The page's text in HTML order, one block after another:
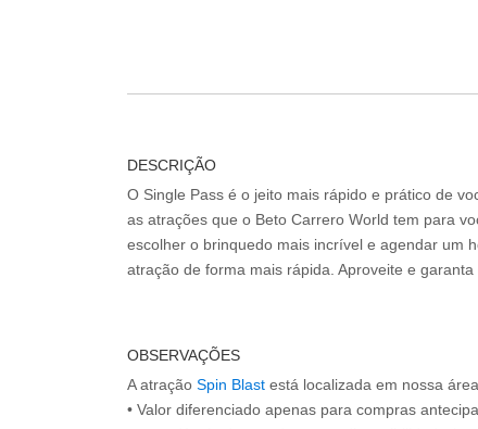
DESCRIÇÃO
O Single Pass é o jeito mais rápido e prático de
as atrações que o Beto Carrero World tem para
escolher o brinquedo mais incrível e agendar um
atração de forma mais rápida. Aproveite e
OBSERVAÇÕES
A atração Spin Blast está localizada em nossa
• Valor diferenciado apenas para compras